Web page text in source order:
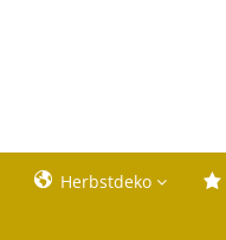
Herbstdeko